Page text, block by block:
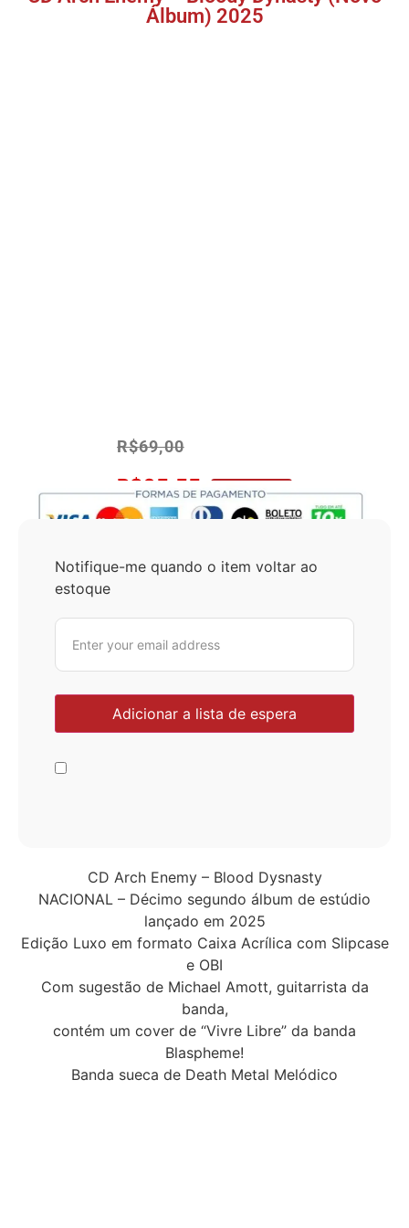
Álbum) 2025
R$69,00
R$65,55 No Pix 5% OFF
Notifique-me quando o item voltar ao
estoque
CD Arch Enemy – Blood Dysnasty
NACIONAL – Décimo segundo álbum de estúdio
lançado em 2025
Edição Luxo em formato Caixa Acrílica com Slipcase
e OBI
Com sugestão de Michael Amott, guitarrista da
banda,
contém um cover de “Vivre Libre” da banda
Blaspheme!
Banda sueca de Death Metal Melódico